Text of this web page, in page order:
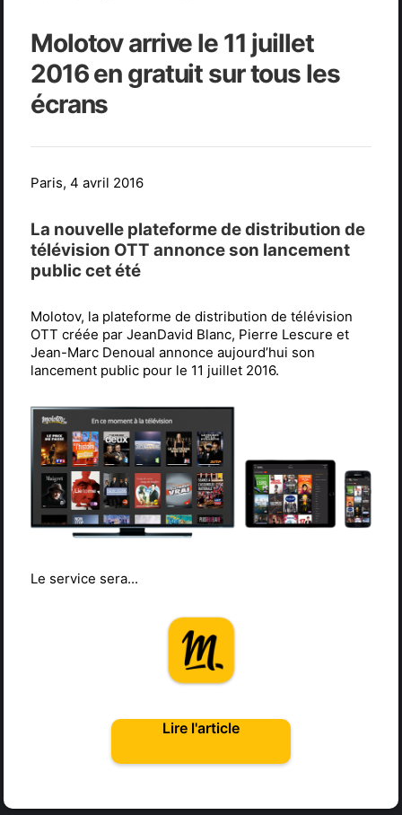
Molotov arrive le 11 juillet
2016 en gratuit sur tous les
écrans
Paris, 4 avril 2016
La nouvelle plateforme de distribution de
télévision OTT annonce son lancement
public cet été
Molotov, la plateforme de distribution de télévision
OTT créée par JeanDavid Blanc, Pierre Lescure et
Jean-Marc Denoual annonce aujourd’hui son
lancement public pour le 11 juillet 2016.
Le service sera...
Lire l'article